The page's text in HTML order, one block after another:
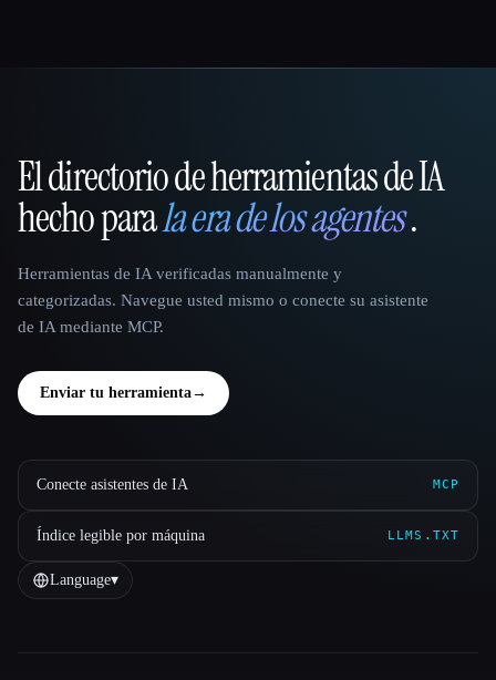
That AI Collection
El directorio de herramientas de IA
hecho parala era de los agentes.
Herramientas de IA verificadas manualmente y
categorizadas. Navegue usted mismo o conecte su asistente
de IA mediante MCP.
Enviar tu herramienta→
Conecte asistentes de IA MCP
Índice legible por máquina LLMS.TXT
Language▾